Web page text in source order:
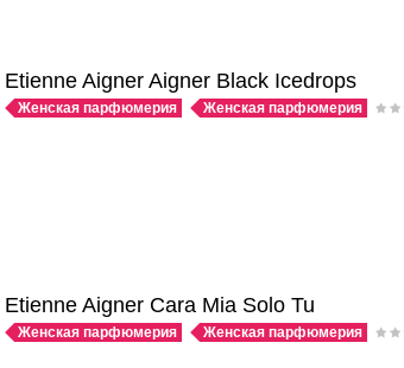
Etienne Aigner Aigner Black Icedrops
Женская парфюмерия Женская парфюмерия
Etienne Aigner Cara Mia Solo Tu
Женская парфюмерия Женская парфюмерия